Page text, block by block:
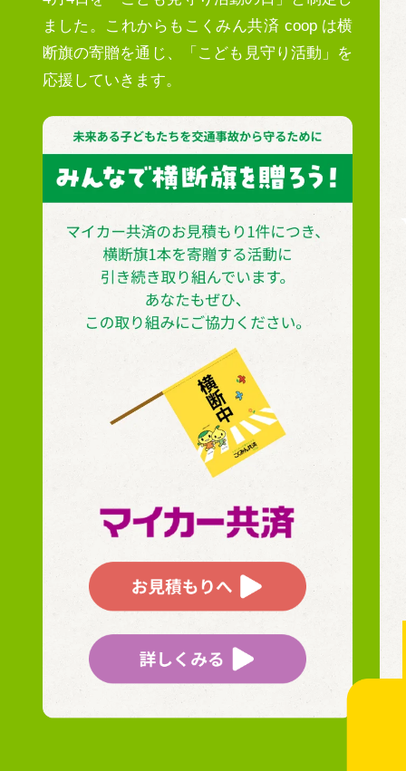
ました。これからもこくみん共済 coop は横
断旗の寄贈を通じ、「こども⾒守り活動」を
応援していきます。